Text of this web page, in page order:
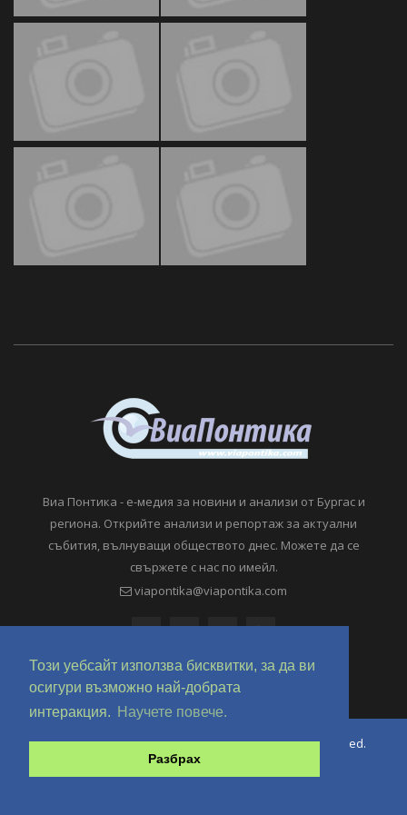
Този уебсайт използва бисквитки, за да ви
осигури възможно най-добрата
интеракция.
Научете повече.
Разбрах
Виа Понтика - е-медия за новини и анализи от Бургас и
региона. Открийте анализи и репортаж за актуални
събития, вълнуващи обществото днес. Можете да се
свържете с нас по имейл.
viapontika@viapontika.com
Copyright © 2018-2024 ViaPontika.com. All Rights Reserved.
Development @ OverHertz Ltd